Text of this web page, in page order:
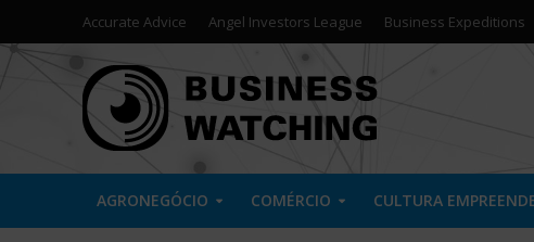
Accurate Advice Angel Investors League Business Expeditions
AGRONEGÓCIO COMÉRCIO CULTURA